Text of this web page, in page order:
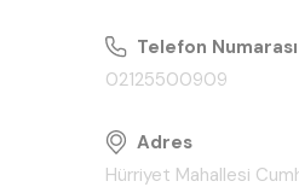
Telefon Numarası
02125500909
Adres
Hürriyet Mahallesi